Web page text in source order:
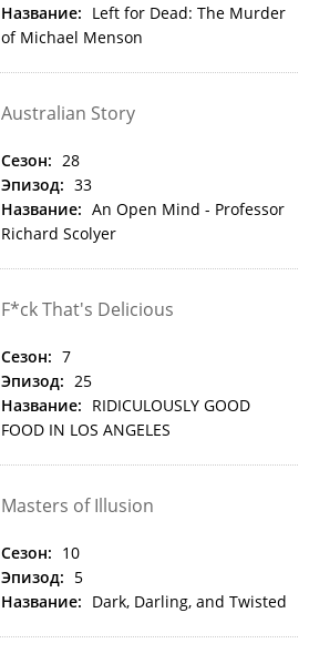
Название: Left for Dead: The Murder
of Michael Menson
Australian Story
Сезон: 28
Эпизод: 33
Название: An Open Mind - Professor
Richard Scolyer
F*ck That's Delicious
Сезон: 7
Эпизод: 25
Название: RIDICULOUSLY GOOD
FOOD IN LOS ANGELES
Masters of Illusion
Сезон: 10
Эпизод: 5
Название: Dark, Darling, and Twisted